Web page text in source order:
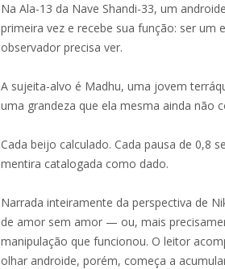
Na Ala-13 da Nave Shandi-33, um
primeira vez e recebe sua função: ser um
observador precisa ver.
A sujeita-alvo é Madhu, uma jovem
uma grandeza que ela mesma ainda não
Cada beijo calculado. Cada pausa de 0,8
mentira catalogada como dado.
Narrada inteiramente da perspectiva de
de amor sem amor — ou, mais
manipulação que funcionou. O leitor
olhar androide, porém, começa a